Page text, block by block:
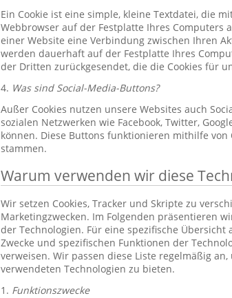
Ein Cookie ist eine simple, kleine Textdatei, die
Webbrowser auf der Festplatte Ihres Computers
einer Website eine Verbindung zwischen Ihren
werden dauerhaft auf der Festplatte Ihres
der Dritten zurückgesendet, die die Cookies für
4. Was sind Social-Media-Buttons?
Außer Cookies nutzen unsere Websites auch
sozialen Netzwerken wie Facebook, Twitter,
können. Diese Buttons funktionieren mithilfe von
stammen.
Warum verwenden wir diese
Wir setzen Cookies, Tracker und Skripte zu
Marketingzwecken. Im Folgenden präsentieren
der Technologien. Für eine spezifische
Zwecke und spezifischen Funktionen der
verweisen. Wir passen diese Liste regelmäßig
verwendeten Technologien zu bieten.
1. Funktionszwecke